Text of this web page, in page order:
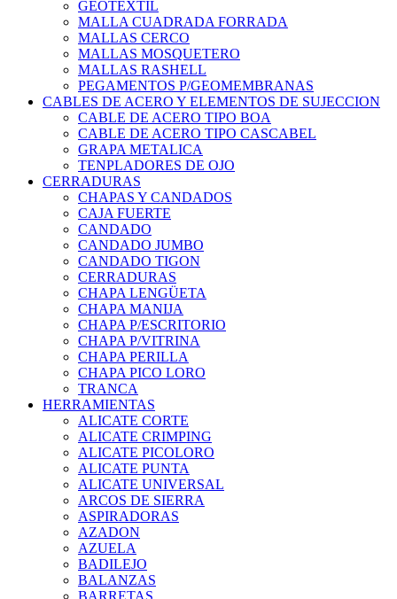
GEOTEXTIL
MALLA CUADRADA FORRADA
MALLAS CERCO
MALLAS MOSQUETERO
MALLAS RASHELL
PEGAMENTOS P/GEOMEMBRANAS
CABLES DE ACERO Y ELEMENTOS DE SUJECCION
CABLE DE ACERO TIPO BOA
CABLE DE ACERO TIPO CASCABEL
GRAPA METALICA
TENPLADORES DE OJO
CERRADURAS
CHAPAS Y CANDADOS
CAJA FUERTE
CANDADO
CANDADO JUMBO
CANDADO TIGON
CERRADURAS
CHAPA LENGÜETA
CHAPA MANIJA
CHAPA P/ESCRITORIO
CHAPA P/VITRINA
CHAPA PERILLA
CHAPA PICO LORO
TRANCA
HERRAMIENTAS
ALICATE CORTE
ALICATE CRIMPING
ALICATE PICOLORO
ALICATE PUNTA
ALICATE UNIVERSAL
ARCOS DE SIERRA
ASPIRADORAS
AZADON
AZUELA
BADILEJO
BALANZAS